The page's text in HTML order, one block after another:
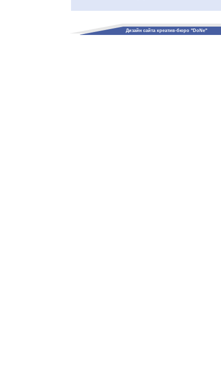
Дизайн сайта креатив-бюро "DoNe"